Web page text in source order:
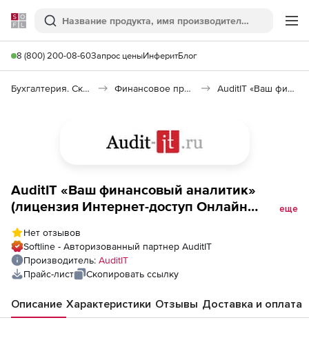
Softline
Поиск
8 (800) 200-08-60Запрос ценыИнферитБлог
Бухгалтерия. Склад. Кадры Финансовое программное обеспечение AuditIT «Ваш финансовый аналитик»
AuditIT «Ваш финансовый аналитик»
(лицензия Интернет-доступ Онлайн
еще
Нет отзывов
Softline - Авторизованный партнер AuditIT
Производитель: AuditIT
Прайс-лист
Скопировать ссылку
Описание Характеристики Отзывы Доставка и оплата